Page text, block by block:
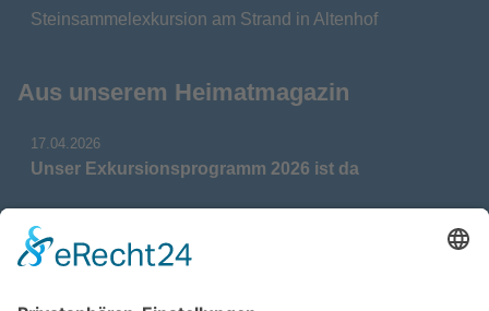
Steinsammelexkursion am Strand in Altenhof
Aus unserem Heimatmagazin
17.04.2026
Unser Exkursionsprogramm 2026 ist da
17.04.2026
Verdienstmedaille für Telse Stoy